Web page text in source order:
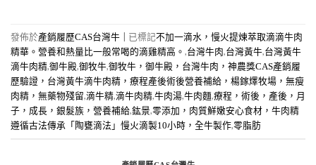
發佈於產銷履歷CAS台灣牛 已標記不加一滴水，慢火提煉萃取滴滴牛肉
精華。營養和熱量比一般常喝的滴雞精高。 ,台灣牛肉,台灣黃牛,台灣黃牛
滴牛肉精,御牛殿,御牧牛,御牧牛，御牛殿，台灣牛肉，神農獎CAS產銷履
歷驗證，台灣黃牛滴牛肉精，療程產後術後營養補給，楊鎵燡牧場，無瘦
肉精，無藥物殘留,滴牛精,滴牛肉精,牛肉湯,牛肉麵,療程，術後，產後，月
子，成長，銀髮族，營養補給,鈜景,零添加，肉質鮮嫩安心食材，牛肉精
遵循古法傳承「陶甕滴法」慢火滴製10小時，全牛製作,零脂肪